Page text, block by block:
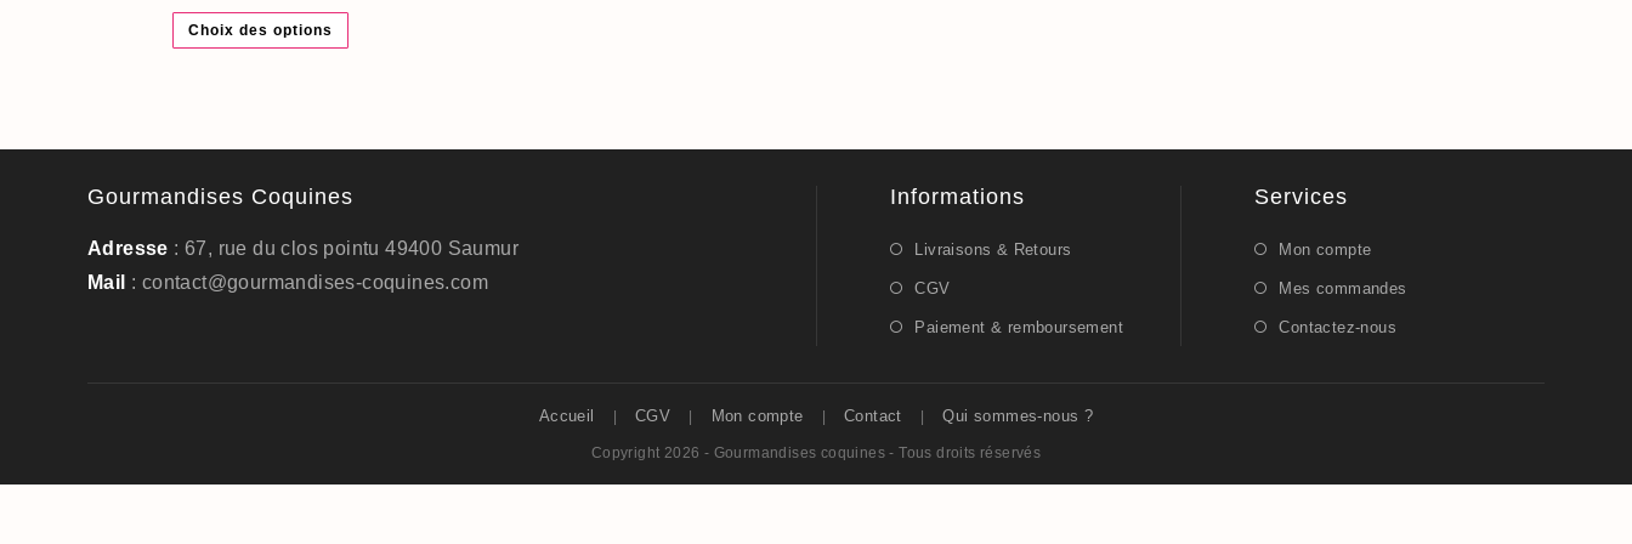
Choix des options
Ce
a
être
sur
la
du
produit
Gourmandises Coquines
Adresse : 67, rue du clos pointu 49400 Saumur
Mail : contact@gourmandises-coquines.com
Informations
Livraisons & Retours
CGV
Paiement & remboursement
Services
Mon compte
Mes commandes
Contactez-nous
Accueil CGV Mon compte Contact Qui sommes-nous ?
Copyright 2026 - Gourmandises coquines - Tous droits réservés